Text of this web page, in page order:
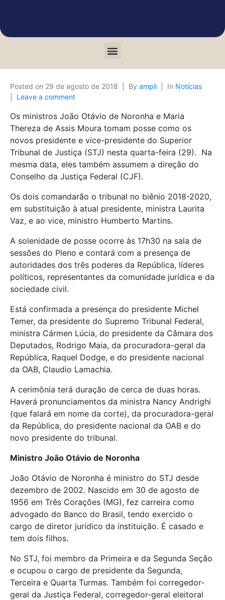
Posted on 29 de agosto de 2018 By ampli In Notícias
Leave a comment
Os ministros João Otávio de Noronha e Maria
Thereza de Assis Moura tomam posse como os
novos presidente e vice-presidente do Superior
Tribunal de Justiça (STJ) nesta quarta-feira (29). Na
mesma data, eles também assumem a direção do
Conselho da Justiça Federal (CJF).
Os dois comandarão o tribunal no biênio 2018-2020,
em substituição à atual presidente, ministra Laurita
Vaz, e ao vice, ministro Humberto Martins.
A solenidade de posse ocorre às 17h30 na sala de
sessões do Pleno e contará com a presença de
autoridades dos três poderes da República, líderes
políticos, representantes da comunidade jurídica e da
sociedade civil.
Está confirmada a presença do presidente Michel
Temer, da presidente do Supremo Tribunal Federal,
ministra Cármen Lúcia, do presidente da Câmara dos
Deputados, Rodrigo Maia, da procuradora-geral da
República, Raquel Dodge, e do presidente nacional
da OAB, Claudio Lamachia.
A cerimônia terá duração de cerca de duas horas.
Haverá pronunciamentos da ministra Nancy Andrighi
(que falará em nome da corte), da procuradora-geral
da República, do presidente nacional da OAB e do
novo presidente do tribunal.
Ministro João Otávio de Noronha
João Otávio de Noronha é ministro do STJ desde
dezembro de 2002. Nascido em 30 de agosto de
1956 em Três Corações (MG), fez carreira como
advogado do Banco do Brasil, tendo exercido o
cargo de diretor jurídico da instituição. É casado e
tem dois filhos.
No STJ, foi membro da Primeira e da Segunda Seção
e ocupou o cargo de presidente da Segunda,
Terceira e Quarta Turmas. Também foi corregedor-
geral da Justiça Federal, corregedor-geral eleitoral